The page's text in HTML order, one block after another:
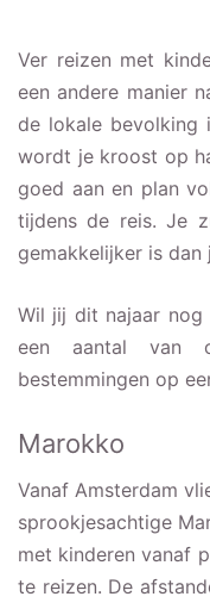
Ver reizen met
een andere manier
de lokale bevolking
wordt je kroost op
goed aan en plan
tijdens de reis. Je
gemakkelijker is dan
Wil jij dit najaar nog
een aantal van
bestemmingen op
Marokko
Vanaf Amsterdam
sprookjesachtige
met kinderen vanaf
te reizen. De